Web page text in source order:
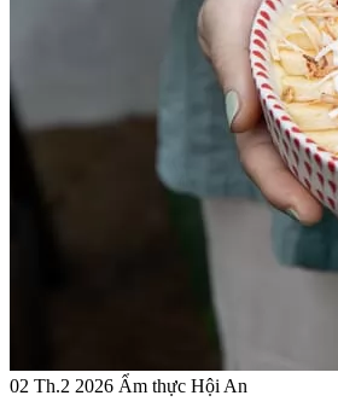
02 Th.2 2026 Ẩm thực Hội An